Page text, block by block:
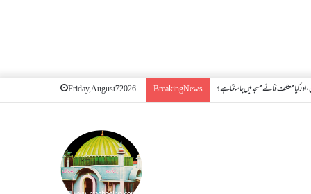
Friday, August 7 2026 Breaking News کیا معتکف فنائے مسجد میں جا سکتا ہے؟